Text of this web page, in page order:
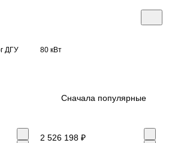
ДГУ 80 кВт
Сначала популярные
2 526 198 ₽